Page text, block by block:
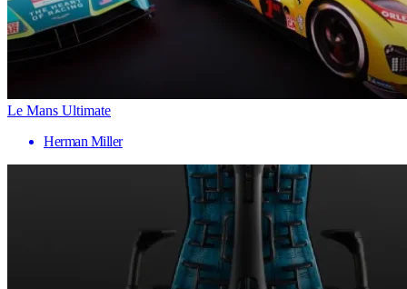
Le Mans Ultimate
Herman Miller